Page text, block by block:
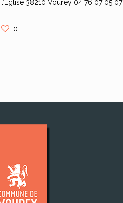
l’Eglise 38210 Vourey 04 76 07 05 07
0